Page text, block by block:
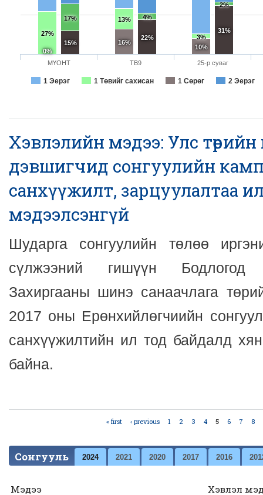
27%
13%
3%
0%
16%
10%
17% 4%
2%
15%
22%
31%
1 Эерэг 1 Төвийг сахисан 1 Сөрөг 2 Эерэг
МҮОНТ ТВ9 25-р суваг
Хэвлэлийн мэдээ: Улс
дэвшигчид сонгуулийн
санхүүжилт, зарцуулалтаа
мэдээлсэнгүй
Шударга сонгуулийн төлөө
сүлжээний гишүүн Бодлогод
Захиргааны шинэ санаачлага
2017 оны Ерөнхийлөгчиийн
санхүүжилтийн ил тод байдалд
байна.
« first ‹ previous 1 2 3 4 5 6 7 8
Сонгууль 2024 2021 2020 2017 2016
Мэдээ Хэвлэл